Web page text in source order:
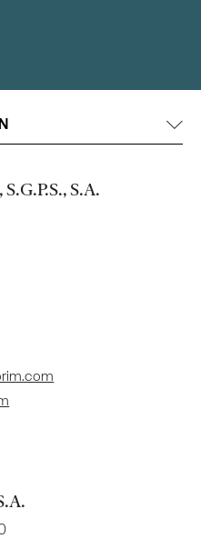
S.A.